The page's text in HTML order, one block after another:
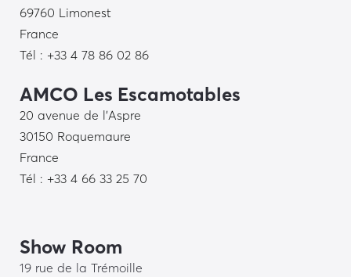
69760 Limonest
France
Tél : +33 4 78 86 02 86
AMCO Les Escamotables
20 avenue de l’Aspre
30150 Roquemaure
France
Tél : +33 4 66 33 25 70
Show Room
19 rue de la Trémoille